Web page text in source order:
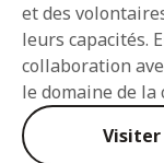
et des
leurs capacités.
collaboration
le domaine de
Visiter